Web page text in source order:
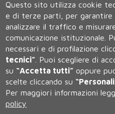
Università degli Studi di
Rettorato, via Banchi di Sotto 55,
P.IVA 00273530527 | C.F.
Elettronica Certificata
Questo sito utilizza cookie
e di terze parti, per garantire
analizzare il traffico e
comunicazione istituzionale.
necessari e di profilazione
tecnici” Puoi scegliere di
su “Accetta tutti” oppure
scelte cliccando su
Per maggiori informazioni
policy